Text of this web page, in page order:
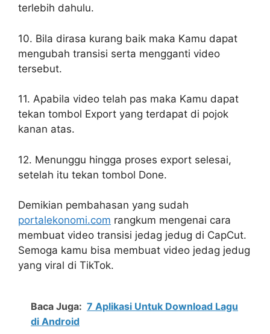
terlebih dahulu.
10. Bila dirasa kurang baik maka Kamu dapat
mengubah transisi serta mengganti video
tersebut.
11. Apabila video telah pas maka Kamu dapat
tekan tombol Export yang terdapat di pojok
kanan atas.
12. Menunggu hingga proses export selesai,
setelah itu tekan tombol Done.
Demikian pembahasan yang sudah
portalekonomi.com rangkum mengenai cara
membuat video transisi jedag jedug di CapCut.
Semoga kamu bisa membuat video jedag jedug
yang viral di TikTok.
Baca Juga: 7 Aplikasi Untuk Download Lagu
di Android